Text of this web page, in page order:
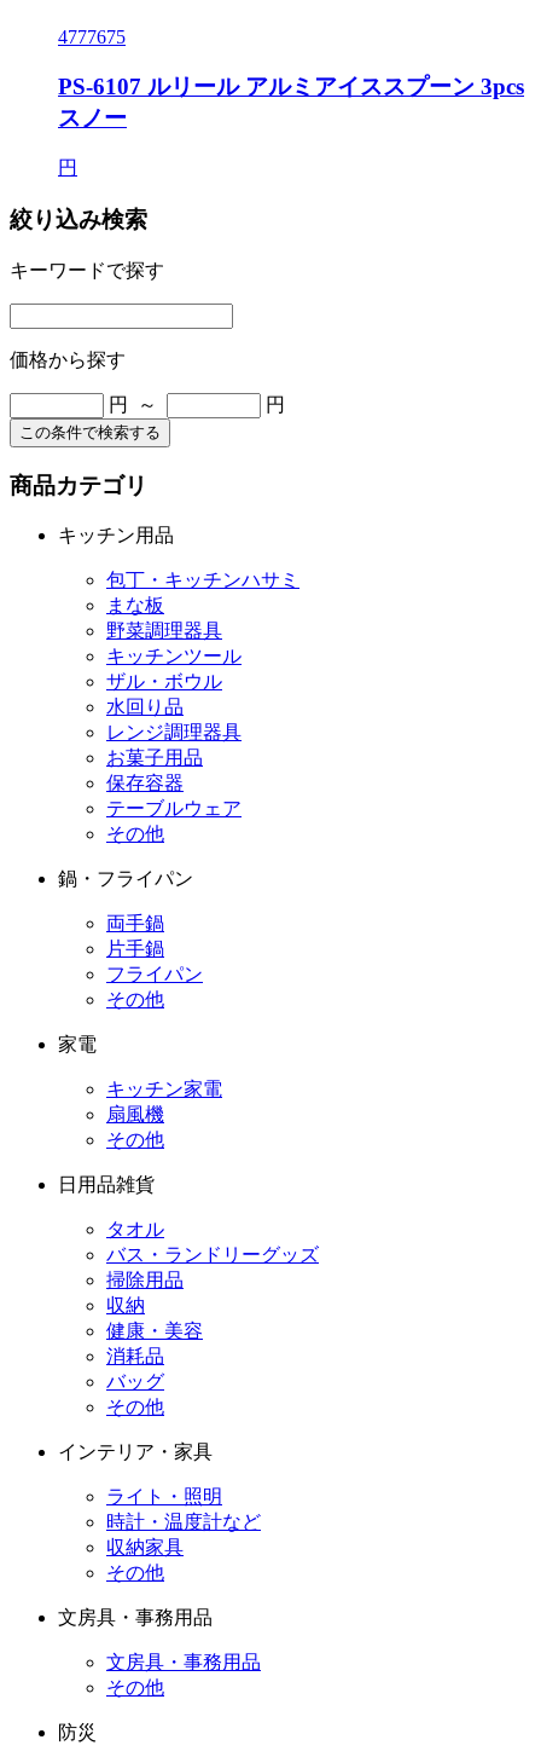
4777675
PS-6107 ルリール アルミアイススプーン 3pcs
スノー
円
絞り込み検索
キーワードで探す
価格から探す
円 ～ 円
この条件で検索する
商品カテゴリ
キッチン用品
包丁・キッチンハサミ
まな板
野菜調理器具
キッチンツール
ザル・ボウル
水回り品
レンジ調理器具
お菓子用品
保存容器
テーブルウェア
その他
鍋・フライパン
両手鍋
片手鍋
フライパン
その他
家電
キッチン家電
扇風機
その他
日用品雑貨
タオル
バス・ランドリーグッズ
掃除用品
収納
健康・美容
消耗品
バッグ
その他
インテリア・家具
ライト・照明
時計・温度計など
収納家具
その他
文房具・事務用品
文房具・事務用品
その他
防災